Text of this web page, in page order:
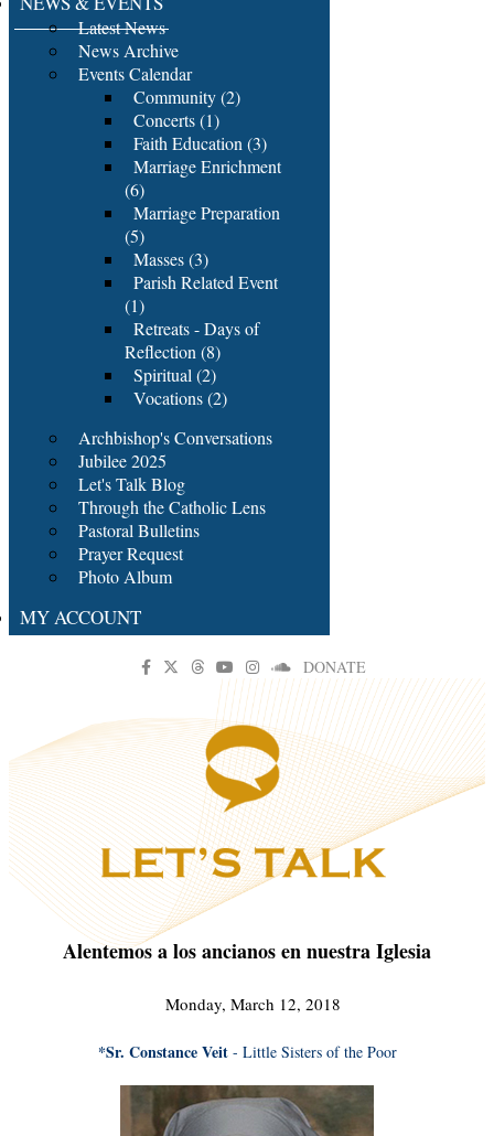
Latest News
News Archive
Events Calendar
Community (2)
Concerts (1)
Faith Education (3)
Marriage Enrichment
(6)
Marriage Preparation
(5)
Masses (3)
Parish Related Event
(1)
Retreats - Days of
Reflection (8)
Spiritual (2)
Vocations (2)
Archbishop's Conversations
Jubilee 2025
Let's Talk Blog
Through the Catholic Lens
Pastoral Bulletins
Prayer Request
Photo Album
MY ACCOUNT
DONATE
Alentemos a los ancianos en nuestra Iglesia
Monday, March 12, 2018
*Sr. Constance Veit - Little Sisters of the Poor